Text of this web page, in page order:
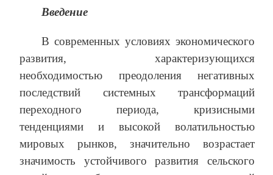
Введение
В современных условиях экономического
развития, характеризующихся
необходимостью преодоления негативных
последствий системных трансформаций
переходного периода, кризисными
тенденциями и высокой волатильностью
мировых рынков, значительно возрастает
значимость устойчивого развития сельского